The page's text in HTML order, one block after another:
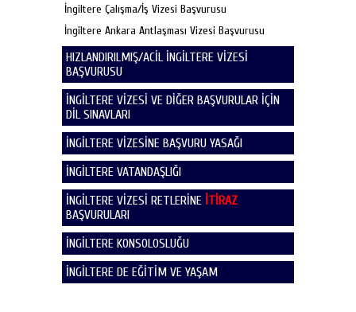
İngiltere Çalışma/İş Vizesi Başvurusu
İngiltere Ankara Antlaşması Vizesi Başvurusu
HIZLANDIRILMIŞ/ACİL İNGİLTERE VİZESİ
BAŞVURUSU
İNGİLTERE VİZESİ VE DİĞER BAŞVURULAR İÇİN
DİL SINAVLARI
İNGİLTERE VİZESİNE BAŞVURU YASAĞI
İNGİLTERE VATANDAŞLIĞI
İNGİLTERE VİZESİ RETLERİNE İTİRAZ
BAŞVURULARI
İNGİLTERE KONSOLOSLUĞU
İNGİLTERE DE EĞİTİM VE YAŞAM